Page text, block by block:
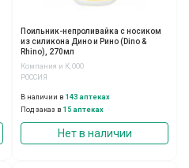
Поильник-непроливайка с носиком
из силикона Дино и Рино (Dino &
Rhino), 270мл
Компания и К, ООО
РОССИЯ
В наличии в 143 аптеках
Под заказ в 15 аптеках
Нет в наличии